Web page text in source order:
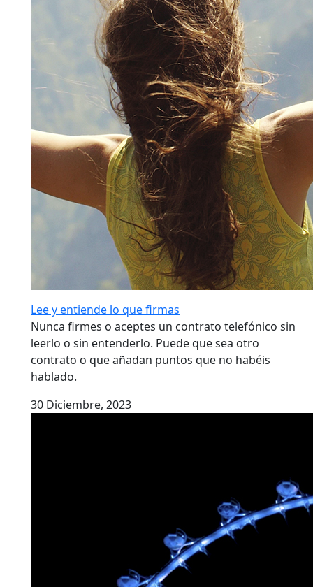
Lee y entiende lo que firmas
Nunca firmes o aceptes un contrato telefónico sin
leerlo o sin entenderlo. Puede que sea otro
contrato o que añadan puntos que no habéis
hablado.
30 Diciembre, 2023